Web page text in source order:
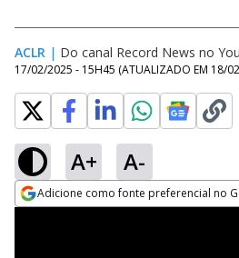
ACLR | Do canal Record News no
17/02/2025 - 15H45 (ATUALIZADO EM 18/
A+ A-
Adicione como fonte preferencial no